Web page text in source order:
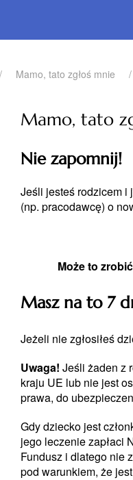
Mamo, tato zgłoś mnie
Mamo, tato
Nie zapomnij!
Jeśli jesteś rodzicem i
(np. pracodawcę) o
Może to
Masz na to 7
Jeżeli nie zgłosiłeś
Uwaga! Jeśli żaden z
kraju UE lub nie jest
prawa, do
Gdy dziecko jest
jego leczenie zapłaci
Fundusz i dlatego nie
pod warunkiem, że